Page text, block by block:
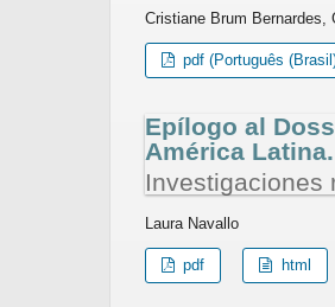
Cristiane Brum Bernardes,
pdf (Português
Epílogo al
América Latina.
Investigaciones
Laura Navallo
pdf html